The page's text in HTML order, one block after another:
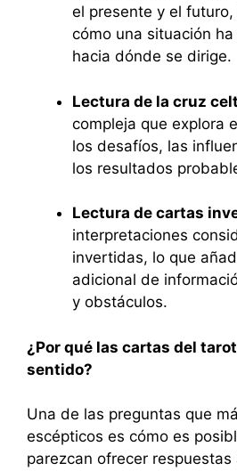
el presente y el
cómo una situación
hacia dónde se dirige.
Lectura de la cruz
compleja que explora
los desafíos, las
los resultados
Lectura de cartas
interpretaciones
invertidas, lo que
adicional de
y obstáculos.
¿Por qué las cartas del
sentido?
Una de las preguntas que
escépticos es cómo es
parezcan ofrecer